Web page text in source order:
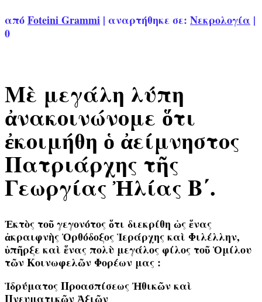
απόFoteini Grammi | αναρτήθηκε σε: Νεκρολογία |
0
Μὲ μεγάλη λύπη
ἀνακοινώνομε ὅτι
ἐκοιμήθη ὁ ἀείμνηστος
Πατριάρχης τῆς
Γεωργίας Ἠλίας Β΄.
Ἐκτὸς τοῦ γεγονότος ὅτι διεκρίθη ὡς ἕνας
ἀκραιφνὴς Ὀρθόδοξος Ἱεράρχης καὶ Φιλέλλην,
ὑπῆρξε καὶ ἕνας πολὺ μεγάλος φίλος τοῦ Ὁμίλου
τῶν Κοινωφελῶν Φορέων μας :
Ἱδρύματος Προασπίσεως Ἠθικῶν καὶ
Πνευματικῶν Ἀξιῶν